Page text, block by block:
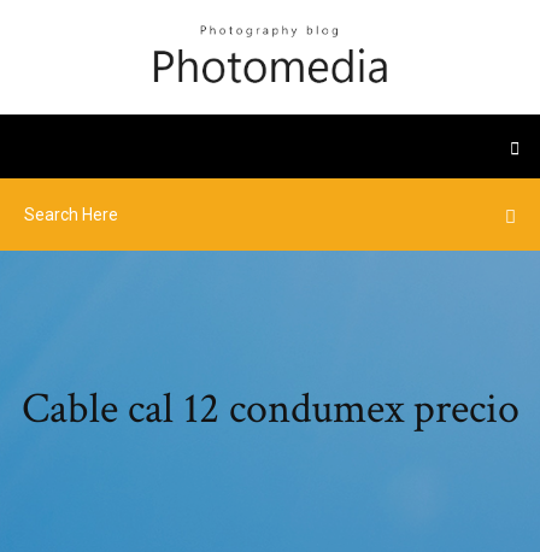
Cable cal 12 condumex precio